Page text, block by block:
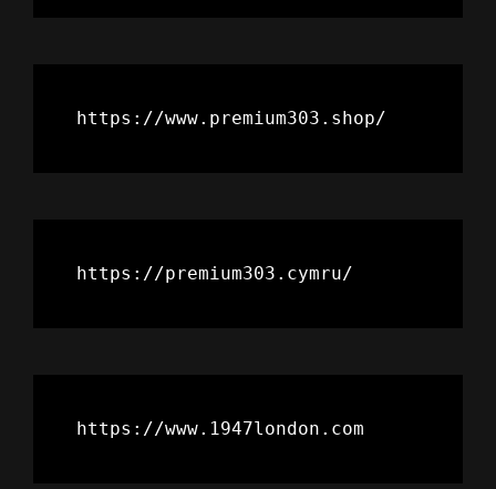
https://www.premium303.shop/
https://premium303.cymru/
https://www.1947london.com